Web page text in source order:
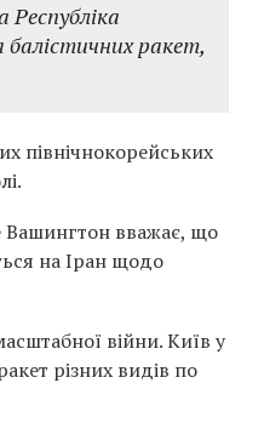
балістичних ракет,
північнокорейських
Вашингтон вважає, що
на Іран щодо
війни. Київ у
різних видів по